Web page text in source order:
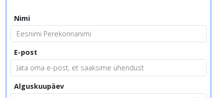
Nimi
E-post
Alguskuupäev